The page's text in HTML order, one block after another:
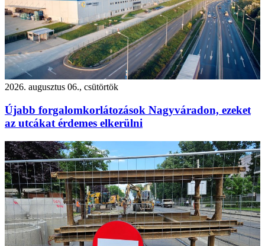
2026. augusztus 06., csütörtök
Újabb forgalomkorlátozások Nagyváradon, ezeket
az utcákat érdemes elkerülni